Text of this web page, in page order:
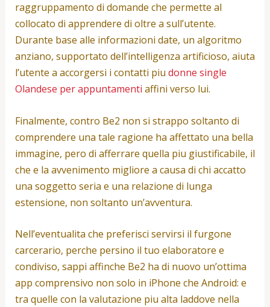
raggruppamento di domande che permette al
collocato di apprendere di oltre a sull’utente.
Durante base alle informazioni date, un algoritmo
anziano, supportato dell’intelligenza artificioso, aiuta
l’utente a accorgersi i contatti piu donne single
Olandese per appuntamenti affini verso lui.
Finalmente, contro Be2 non si strappo soltanto di
comprendere una tale ragione ha affettato una bella
immagine, pero di afferrare quella piu giustificabile, il
che e la avvenimento migliore a causa di chi accatto
una soggetto seria e una relazione di lunga
estensione, non soltanto un’avventura.
Nell’eventualita che preferisci servirsi il furgone
carcerario, perche persino il tuo elaboratore e
condiviso, sappi affinche Be2 ha di nuovo un’ottima
app comprensivo non solo in iPhone che Android: e
tra quelle con la valutazione piu alta laddove nella